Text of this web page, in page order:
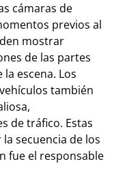
cámaras de
previos al
mostrar
de las partes
escena. Los
también
de tráfico. Estas
secuencia de los
fue el responsable